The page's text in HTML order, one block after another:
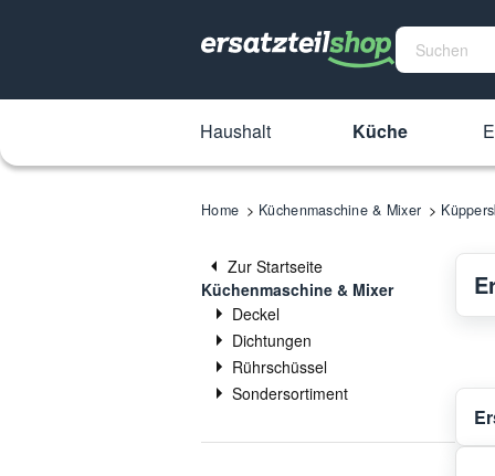
Haushalt Küche
Home Küchenmaschine & Mixer
Zur Startseite
Küchenmaschine & Mixer
Deckel
Dichtungen
Rührschüssel
Sondersortiment